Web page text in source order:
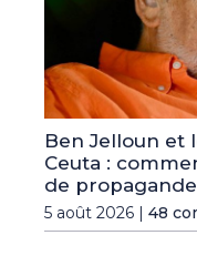
Ben Jelloun et
Ceuta :
de propagande
5 août 2026 | 48